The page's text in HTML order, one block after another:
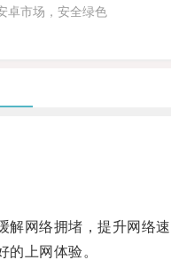
卓市场，安全绿色
网络拥堵，提升网络速
上网体验。